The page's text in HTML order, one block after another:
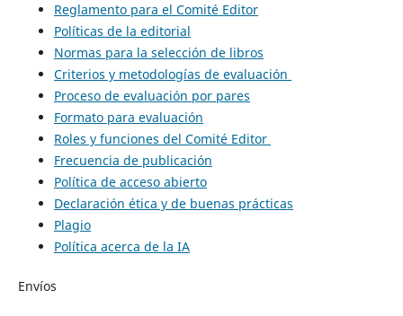
Reglamento para el Comité Editor
Políticas de la editorial
Normas para la selección de libros
Criterios y metodologías de evaluación
Proceso de evaluación por pares
Formato para evaluación
Roles y funciones del Comité Editor
Frecuencia de publicación
Política de acceso abierto
Declaración ética y de buenas prácticas
Plagio
Política acerca de la IA
Envíos